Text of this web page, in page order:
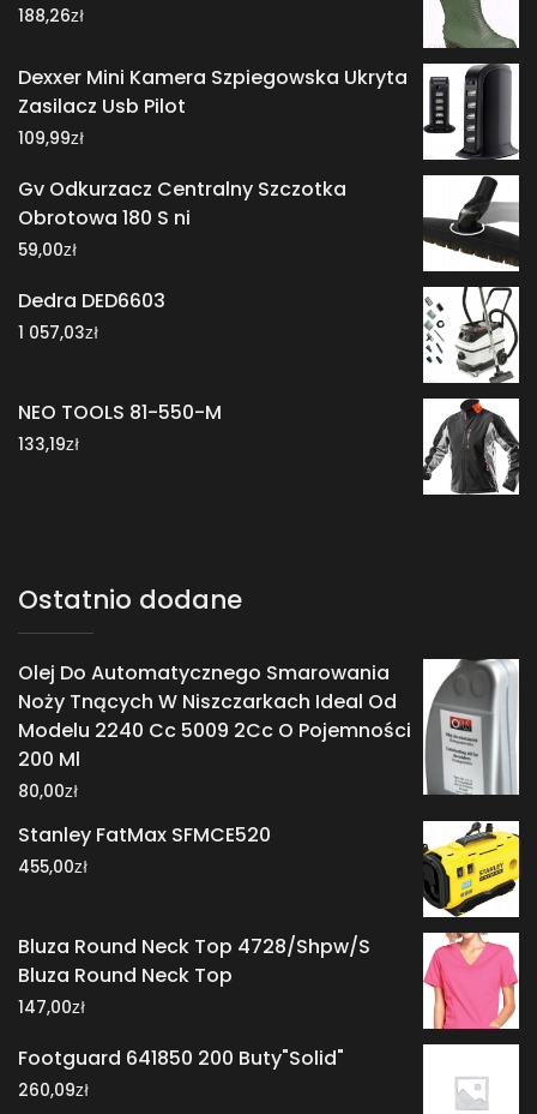
188,26zł
Dexxer Mini Kamera Szpiegowska Ukryta
Zasilacz Usb Pilot
109,99zł
Gv Odkurzacz Centralny Szczotka
Obrotowa 180 S ni
59,00zł
Dedra DED6603
1 057,03zł
NEO TOOLS 81-550-M
133,19zł
Ostatnio dodane
Olej Do Automatycznego Smarowania
Noży Tnących W Niszczarkach Ideal Od
Modelu 2240 Cc 5009 2Cc O Pojemności
200 Ml
80,00zł
Stanley FatMax SFMCE520
455,00zł
Bluza Round Neck Top 4728/Shpw/S
Bluza Round Neck Top
147,00zł
Footguard 641850 200 Buty"Solid"
260,09zł